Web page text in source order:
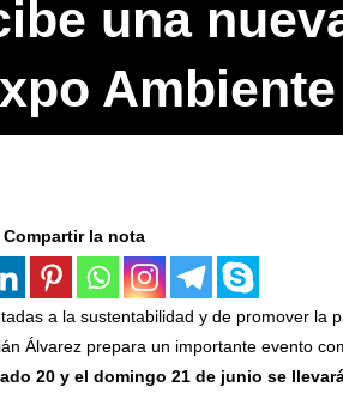
una
Ambiente
Compartir la nota
a la sustentabilidad y de promover la
Álvarez prepara un importante evento
20 y el domingo 21 de junio se